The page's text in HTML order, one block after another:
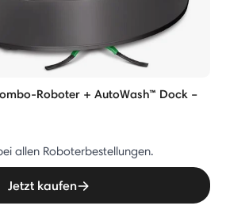
Roboter + AutoWash™ Dock –
from
allen Roboterbestellungen.
Jetzt kaufen